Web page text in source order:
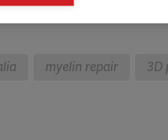
myelin repair 3D
Marketing cookies are used to
relevant and engaging
Meta Pixel